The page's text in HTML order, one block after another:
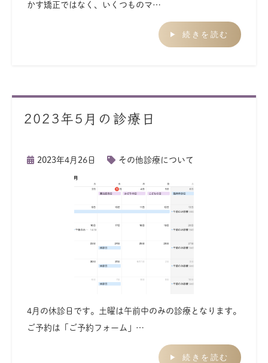
かす矯正ではなく、いくつものマ…
続きを読む
2023年5月の診療日
2023年4月26日 その他診療について
4月の休診日です。土曜は午前中のみの診療となります。
ご予約は「ご予約フォーム」…
続きを読む